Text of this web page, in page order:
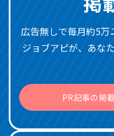
広告無しで毎月約5
ジョブアピが、あな
PR記事の掲